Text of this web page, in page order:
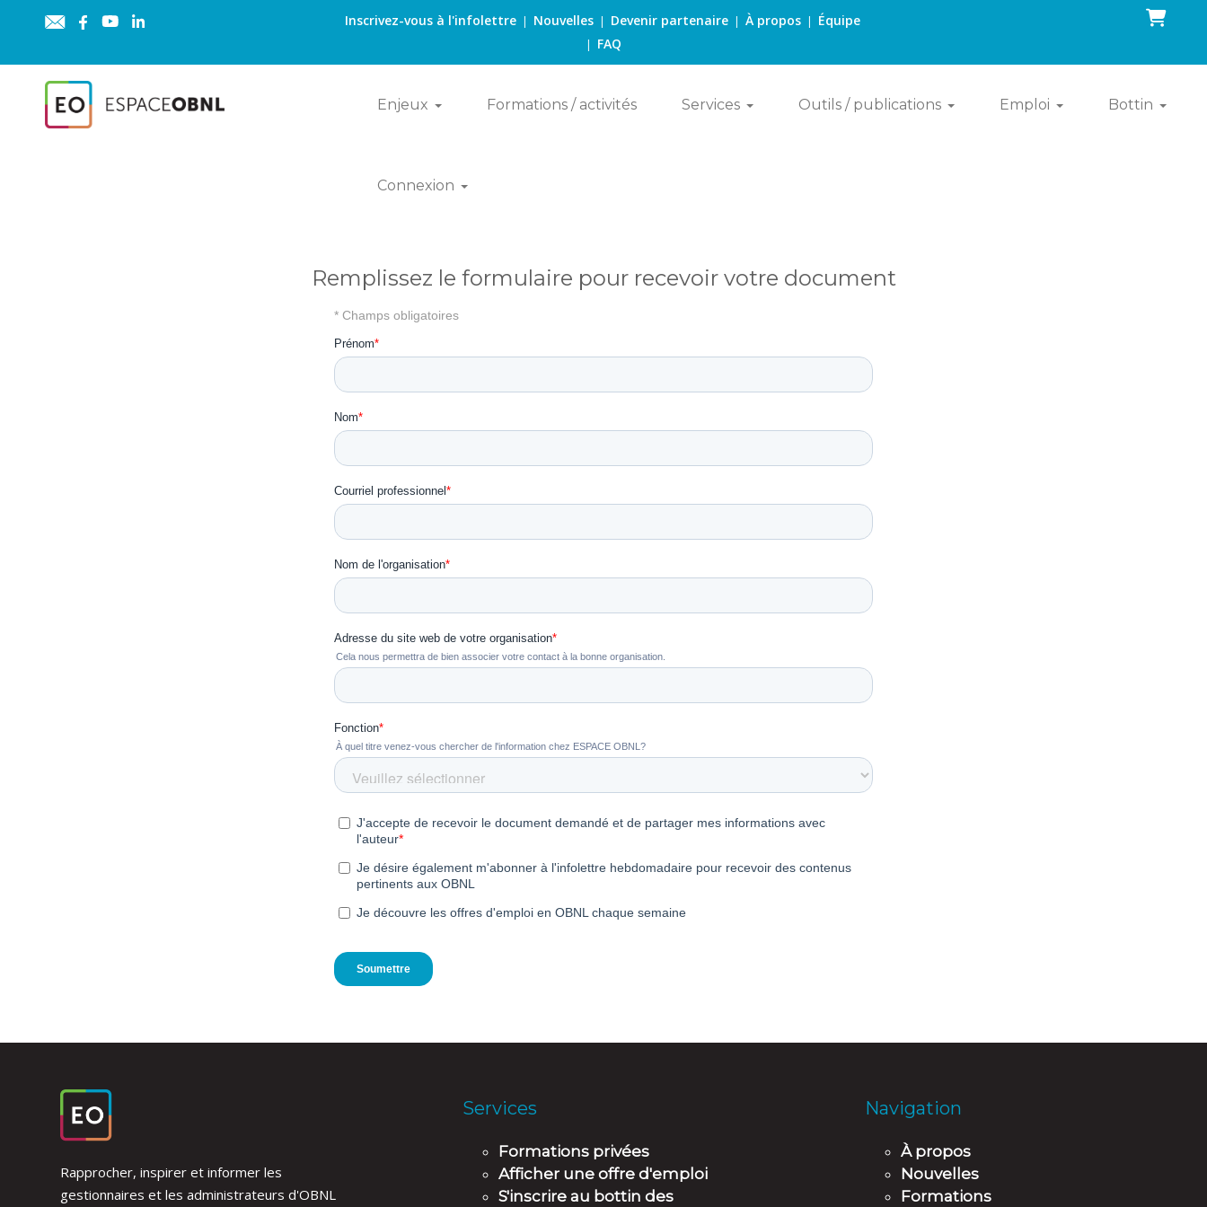
Inscrivez-vous à l'infolettre| Nouvelles| Devenir partenaire| À propos| Équipe
| FAQ
Panier
Enjeux Formations / activités Services Outils / publications Emploi Bottin
Connexion
Remplissez le formulaire pour recevoir votre document
Rapprocher, inspirer et informer les
gestionnaires et les administrateurs d'OBNL
Services
Formations privées
Afficher une offre d'emploi
S'inscrire au bottin des
Navigation
À propos
Nouvelles
Formations